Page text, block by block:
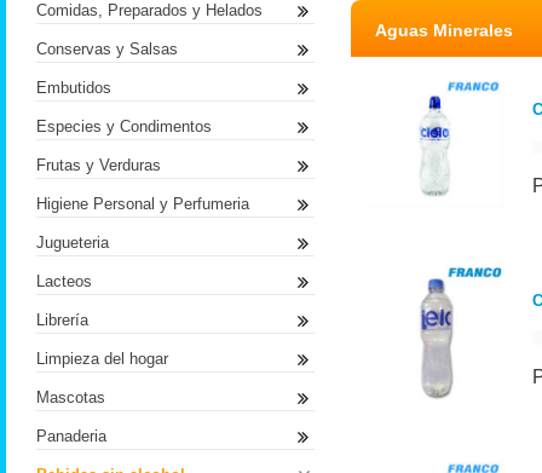
Aguas Minerales
Comidas, Preparados y Helados
Conservas y Salsas
Embutidos
Especies y Condimentos
Frutas y Verduras
Higiene Personal y Perfumeria
Jugueteria
Lacteos
Librería
Limpieza del hogar
Mascotas
Panaderia